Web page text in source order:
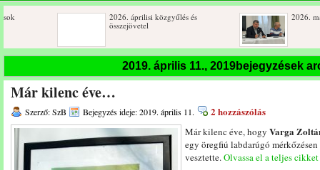
2026. áprilisi közgyűlés és
2026. márciusi összejövetel
Születésnapi koszorúzások
Rendkívüli közgyűlés és a
novemberi összejövetel
Az FTC Baráti Kör 2025. októberi
összejövetel
2019. április 11., 2019bejegyzések
Már kilenc éve…
Szerző: SzB Bejegyzés ideje: 2019. április 11. 2 hozzászólás
Már kilenc éve, hogy Varga
egy öregfiú labdarúgó
vesztette.Olvassa el a teljes